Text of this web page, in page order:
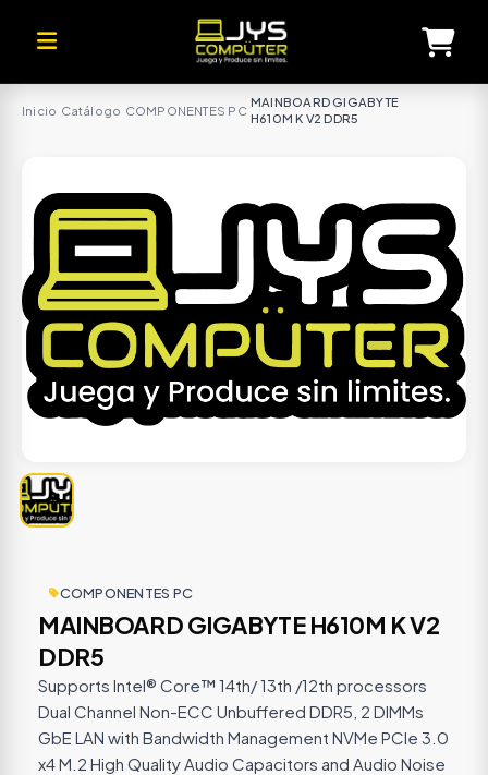
Inicio Catálogo COMPONENTES PC·
MAINBOARD GIGABYTE
H610M K V2 DDR5
COMPONENTES PC
MAINBOARD GIGABYTE H610M K V2
DDR5
Supports Intel® Core™ 14th/ 13th /12th processors
Dual Channel Non-ECC Unbuffered DDR5, 2 DIMMs​
GbE LAN with Bandwidth Management​ NVMe PCIe 3.0
x4 M.2​ High Quality Audio Capacitors and Audio Noise